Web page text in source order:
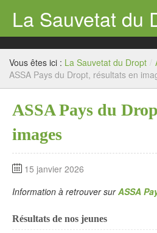
La Sauvetat du
Accueil
Mairie
Archives
Contact
Vous êtes ici : La Sauvetat du Dropt /
ASSA Pays du Dropt, résultats en
ASSA Pays du
images
15 janvier 2026
Information à retrouver surASSA
Résultats de nos jeunes